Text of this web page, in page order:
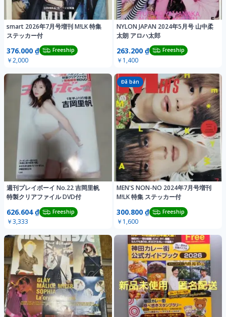
smart 2026年7月号増刊 M!LK 特集
ステッカー付
376.000 ₫ Freeship
￥2,000
NYLON JAPAN 2024年5月号 山中柔
太朗 アロハ太郎
263.200 ₫ Freeship
￥1,400
週刊プレイボーイ No.22 吉岡里帆
特製クリアファイル DVD付
626.604 ₫ Freeship
￥3,333
Đã bán
MEN'S NON-NO 2024年7月号増刊
M!LK 特集 ステッカー付
300.800 ₫ Freeship
￥1,600